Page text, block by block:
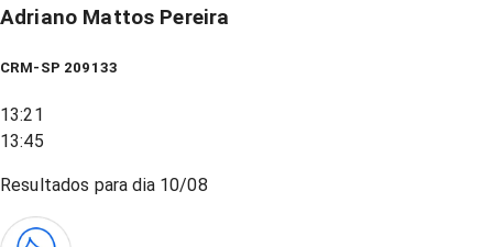
Adriano Mattos Pereira
CRM-SP 209133
13:21
13:45
Resultados para dia 10/08